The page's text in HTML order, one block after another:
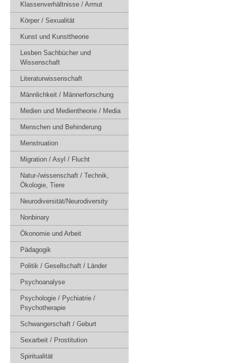
Klassenverhältnisse / Armut
Körper / Sexualität
Kunst und Kunsttheorie
Lesben Sachbücher und
Wissenschaft
Literaturwissenschaft
Männlichkeit / Männerforschung
Medien und Medientheorie / Media
Menschen und Behinderung
Menstruation
Migration / Asyl / Flucht
Natur-/wissenschaft / Technik,
Ökologie, Tiere
Neurodiversität/Neurodiversity
Nonbinary
Ökonomie und Arbeit
Pädagogik
Politik / Gesellschaft / Länder
Psychoanalyse
Psychologie / Pychiatrie /
Psychotherapie
Schwangerschaft / Geburt
Sexarbeit / Prostitution
Spiritualität